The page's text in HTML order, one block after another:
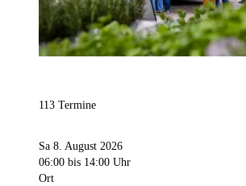
113 Termine
Sa 8. August 2026
06:00 bis 14:00 Uhr
Ort